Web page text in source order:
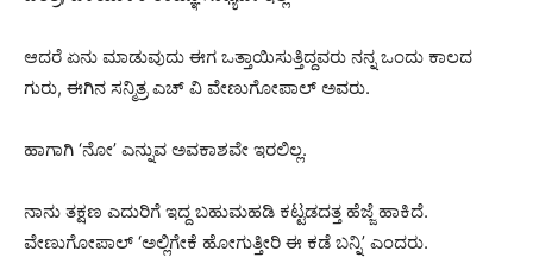
ಆದರೆ ಏನು ಮಾಡುವುದು ಈಗ ಒತ್ತಾಯಿಸುತ್ತಿದ್ದವರು ನನ್ನ ಒಂದು ಕಾಲದ
ಗುರು, ಈಗಿನ ಸನ್ಮಿತ್ರ ಎಚ್ ವಿ ವೇಣುಗೋಪಾಲ್ ಅವರು.
ಹಾಗಾಗಿ ‘ನೋ’ ಎನ್ನುವ ಅವಕಾಶವೇ ಇರಲಿಲ್ಲ.
ನಾನು ತಕ್ಷಣ ಎದುರಿಗೆ ಇದ್ದ ಬಹುಮಹಡಿ ಕಟ್ಟಡದತ್ತ ಹೆಜ್ಜೆ ಹಾಕಿದೆ.
ವೇಣುಗೋಪಾಲ್ ‘ಅಲ್ಲಿಗೇಕೆ ಹೋಗುತ್ತೀರಿ ಈ ಕಡೆ ಬನ್ನಿ’ ಎಂದರು.